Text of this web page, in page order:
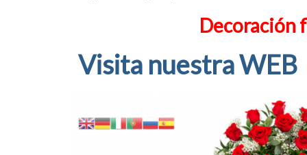
Decoración
Visita nuestra